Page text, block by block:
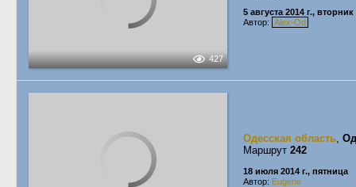
427
5 августа 2014 г., вторник
Автор: Alex-Od
Одесская область,
Маршрут 242
18 июля 2014 г., пятница
Автор: Eugene